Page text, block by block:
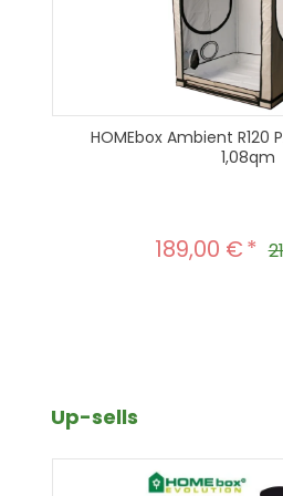
HOMEbox Ambient R120
1,08qm
189,00 €
Produktgalerie überspringen
Up-sells